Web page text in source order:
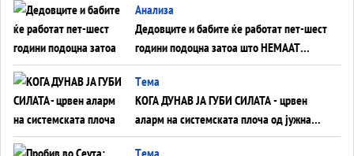
Анализа
Дедовците и бабите ќе работат пет-шест
години подоцна затоа што НЕМААТ
ВНУЦИ ДА ГИ ЗАМЕНАТ
Tема
КОГА ДУНАВ ЈА ГУБИ СИЛАТА - црвен
аларм на системската плоча од јужна
Германија до Црното Море...
Tема